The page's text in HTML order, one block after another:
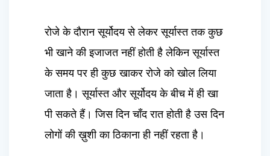
रोजे के दौरान सूर्योदय से लेकर सूर्यास्त तक कुछ
भी खाने की इजाजत नहीं होती है लेकिन सूर्यास्त
के समय पर ही कुछ खाकर रोजे को खोल लिया
जाता है। सूर्यास्त और सूर्योदय के बीच में ही खा
पी सकते हैं। जिस दिन चाँद रात होती है उस दिन
लोगों की ख़ुशी का ठिकाना ही नहीं रहता है।